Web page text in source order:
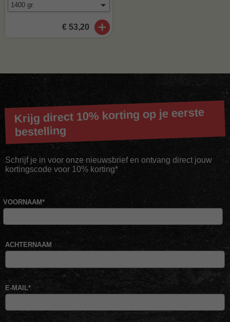
€ 53,20
Krijg direct 10% korting op je eerste
bestelling
Schrijf je in voor onze nieuwsbrief en ontvang direct jouw
kortingscode voor 10% korting*
VOORNAAM*
ACHTERNAAM
E-MAIL*